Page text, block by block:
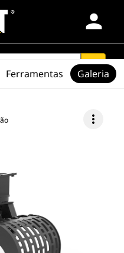
person
search
more_vert
Ferramentas Galeria